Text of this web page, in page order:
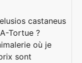
castaneus
Tortue ?
où je
sont